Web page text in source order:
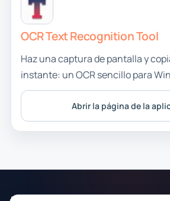
OCR Text Recognition Tool
Haz una captura de pantalla y
instante: un OCR sencillo para
Abrir la página de la